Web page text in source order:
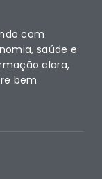
com
saúde e
clara,
bem